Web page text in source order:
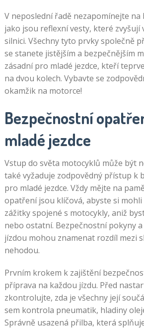
V neposlední řadě nezapomínejte
jako jsou reflexní vesty, které zvyšují
silnici. Všechny tyto prvky společně
se stanete jistějším a bezpečnějším
zásadní pro mladé jezdce, kteří
na dvou kolech. Vybavte se
okamžik na motorce!
Bezpečnostní
mladé jezdce
Vstup do světa motocyklů může být
také vyžaduje zodpovědný přístup k
pro mladé jezdce. Vždy mějte na
opatření jsou klíčová, abyste si
zážitky spojené s motocykly, aniž
nebo ostatní. Bezpečnostní pokyny
jízdou mohou znamenat rozdíl mezi
nehodou.
Prvním krokem k zajištění
příprava na každou jízdu. Před
zkontrolujte, zda je všechny její
sem kontrola pneumatik, hladiny
Správně usazená přilba, která